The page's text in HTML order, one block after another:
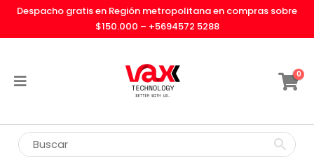
Despacho gratis en Región metropolitana en compras sobre
$150.000 – +5694572 5288
0